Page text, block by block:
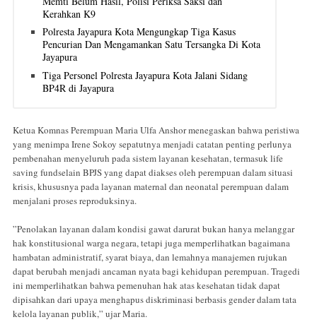
Kerahkan K9
Polresta Jayapura Kota Mengungkap Tiga Kasus
Pencurian Dan Mengamankan Satu Tersangka Di Kota
Jayapura
Tiga Personel Polresta Jayapura Kota Jalani Sidang
BP4R di Jayapura
Ketua Komnas Perempuan Maria Ulfa Anshor menegaskan bahwa peristiwa
yang menimpa Irene Sokoy sepatutnya menjadi catatan penting perlunya
pembenahan menyeluruh pada sistem layanan kesehatan, termasuk life
saving fundselain BPJS yang dapat diakses oleh perempuan dalam situasi
krisis, khususnya pada layanan maternal dan neonatal perempuan dalam
menjalani proses reproduksinya.
”Penolakan layanan dalam kondisi gawat darurat bukan hanya melanggar
hak konstitusional warga negara, tetapi juga memperlihatkan bagaimana
hambatan administratif, syarat biaya, dan lemahnya manajemen rujukan
dapat berubah menjadi ancaman nyata bagi kehidupan perempuan. Tragedi
ini memperlihatkan bahwa pemenuhan hak atas kesehatan tidak dapat
dipisahkan dari upaya menghapus diskriminasi berbasis gender dalam tata
kelola layanan publik,” ujar Maria.